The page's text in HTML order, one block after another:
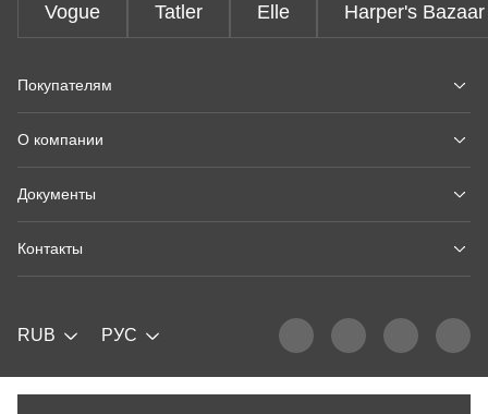
Vogue Tatler Elle Harper's Bazaar
Покупателям
О компании
Документы
Контакты
RUB РУС